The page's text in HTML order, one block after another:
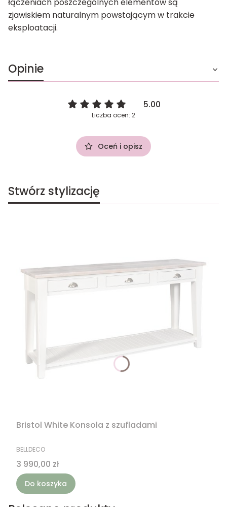
zjawiskiem naturalnym powstającym w trakcie
eksploatacji.
Opinie
5.00
Liczba ocen: 2
Oceń i opisz
Stwórz stylizację
Bristol White Konsola z szufladami
PRODUCENT
BELLDECO
Cena
3 990,00 zł
Do koszyka